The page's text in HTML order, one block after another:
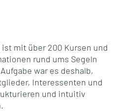
ist mit über 200 Kursen und
rund ums Segeln
war es deshalb,
Interessenten und
und intuitiv